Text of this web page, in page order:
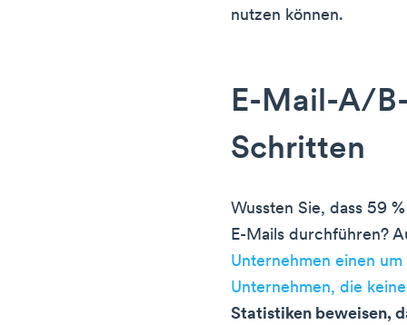
nutzen können.
E-Mail-A/
Schritten
Wussten Sie, dass 59
E-Mails durchführen?
Unternehmen einen
Unternehmen, die
Statistiken beweisen,